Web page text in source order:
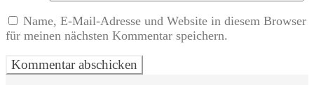
Name, E-Mail-Adresse und Website in diesem Browser
für meinen nächsten Kommentar speichern.